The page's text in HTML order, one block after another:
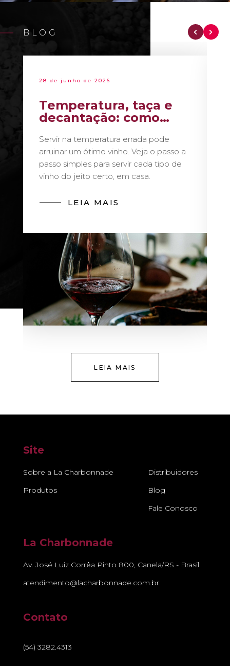
BLOG
28 de junho de 2026
Temperatura, taça e
decantação: como
sommelier
Servir na temperatura errada pode
arruinar um ótimo vinho. Veja o passo a
passo simples para servir cada tipo de
vinho do jeito certo, em casa.
LEIA MAIS
LEIA MAIS
Site
Sobre a La Charbonnade
Produtos
Distribuidores
Blog
Fale Conosco
La Charbonnade
Av. José Luiz Corrêa Pinto 800, Canela/RS - Brasil
atendimento@lacharbonnade.com.br
Contato
(54) 3282.4313